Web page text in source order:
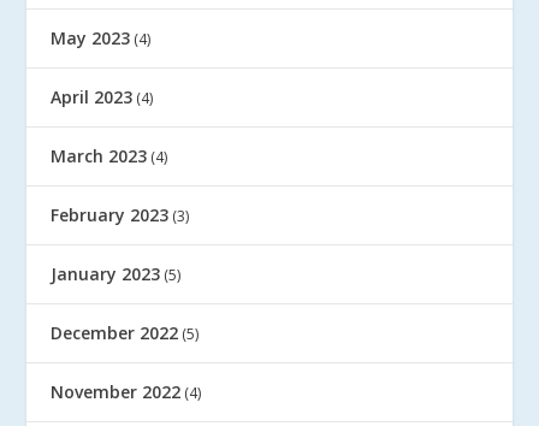
May 2023 (4)
April 2023 (4)
March 2023 (4)
February 2023 (3)
January 2023 (5)
December 2022 (5)
November 2022 (4)